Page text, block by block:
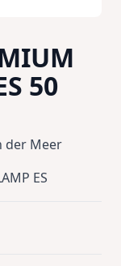
50
der Meer
ES